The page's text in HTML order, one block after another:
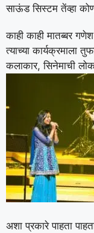
साऊंड सिस्टम तेंव्हा
काही काही मातब्बर
त्याच्या कार्यक्रमाला
कलाकार, सिनेमाची
अशा प्रकारे पाहता